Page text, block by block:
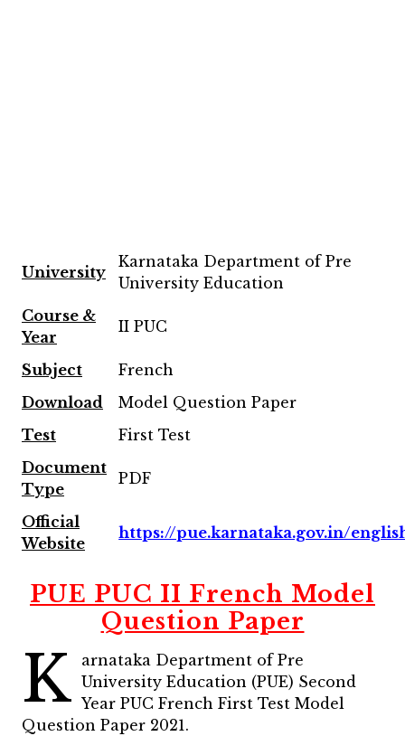
University
Karnataka Department of Pre
University Education
Course &
Year
II PUC
Subject
French
Download
Model Question Paper
Test
First Test
Document
Type
PDF
Official
Website
https://pue.karnataka.gov.in/
PUE PUC II French Model
Question Paper
K
arnataka Department of Pre
University Education (PUE) Second
Year PUC French First Test Model
Question Paper 2021.